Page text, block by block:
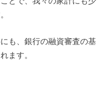
も、銀行の融資審査の基
ます。